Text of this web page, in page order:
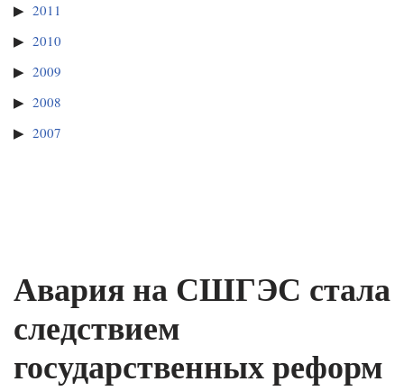
2011
2010
2009
2008
2007
Авария на СШГЭС стала
следствием
государственных реформ